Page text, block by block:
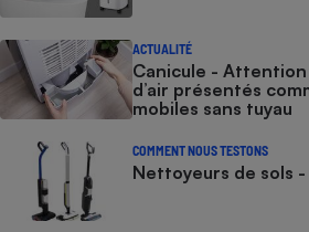
ACTUALITÉ
Canicule -
d’air présentés
mobiles sans tuyau
COMMENT NOUS TESTONS
Nettoyeurs de sols